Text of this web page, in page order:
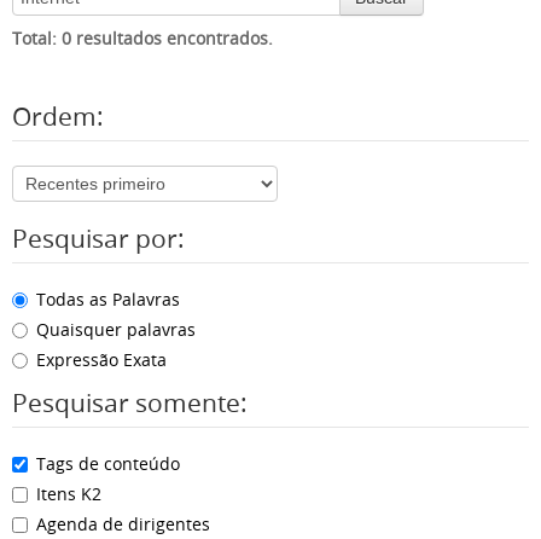
Total: 0 resultados encontrados.
Ordem:
Pesquisar por:
Todas as Palavras
Quaisquer palavras
Expressão Exata
Pesquisar somente:
Tags de conteúdo
Itens K2
Agenda de dirigentes